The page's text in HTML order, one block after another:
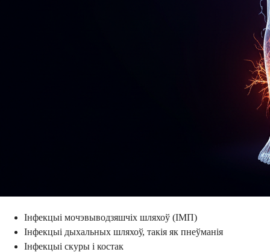
Інфекцыі мочэвыводзяшчіх шляхоў (ІМП)
Інфекцыі дыхальных шляхоў, такія як пнеўманія
Інфекцыі скуры і костак